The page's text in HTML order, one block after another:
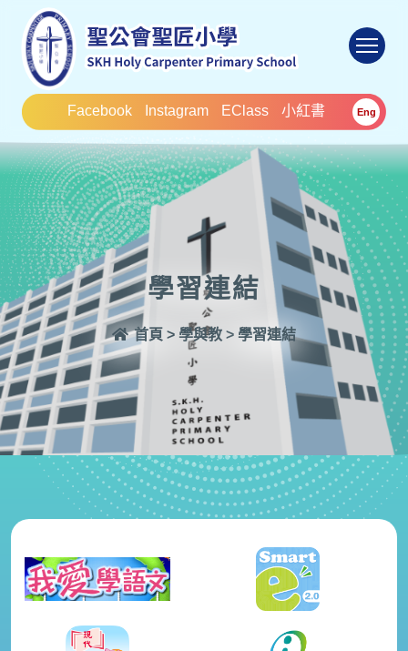
Facebook Instagram EClass 小紅書 Eng
學習連結
首頁 > 學與教 > 學習連結